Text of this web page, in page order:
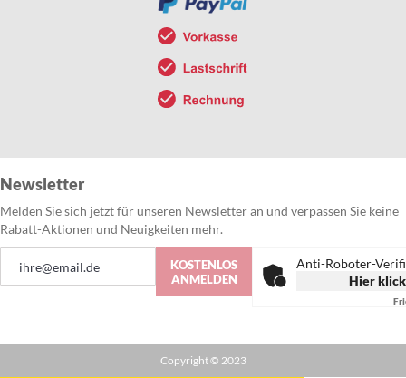
Newsletter
Melden Sie sich jetzt für unseren Newsletter an und verpassen Sie keine
Rabatt-Aktionen und Neuigkeiten mehr.
zum
KOSTENLOS
ANMELDEN
Anti-Roboter-
Hier
Copyright © 2023